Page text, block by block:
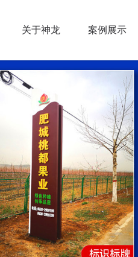
关于神龙 案例展示